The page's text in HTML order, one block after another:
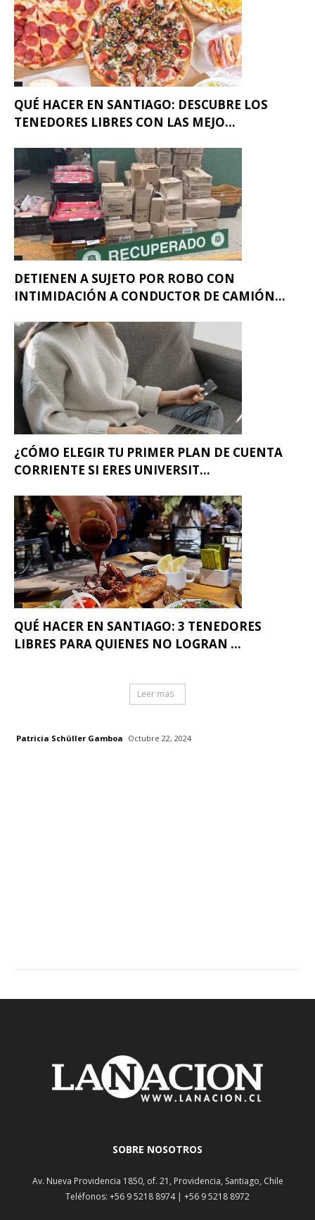
QUÉ HACER EN SANTIAGO: DESCUBRE LOS
TENEDORES LIBRES CON LAS MEJO...
DETIENEN A SUJETO POR ROBO CON
INTIMIDACIÓN A CONDUCTOR DE CAMIÓN...
¿CÓMO ELEGIR TU PRIMER PLAN DE CUENTA
CORRIENTE SI ERES UNIVERSIT...
QUÉ HACER EN SANTIAGO: 3 TENEDORES
LIBRES PARA QUIENES NO LOGRAN ...
Leer mas
Patricia Schüller Gamboa Octubre 22, 2024
SOBRE NOSOTROS
Av. Nueva Providencia 1850, of. 21, Providencia, Santiago, Chile
Teléfonos: +56 9 5218 8974 | +56 9 5218 8972